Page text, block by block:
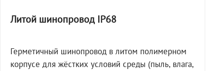
Литой шинопровод IP68
Герметичный шинопровод в литом полимерном
корпусе для жёстких условий среды (пыль, влага,